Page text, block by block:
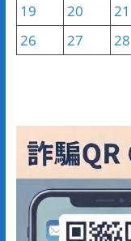
19
20 21
26
27 28